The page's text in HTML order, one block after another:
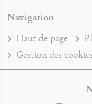
Navigation
Haut de page
Gestion des cookies